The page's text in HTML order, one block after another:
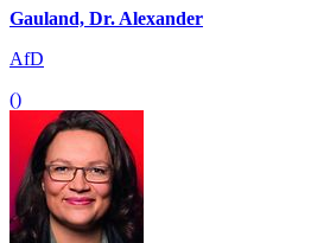
Gauland, Dr. Alexander
AfD
()